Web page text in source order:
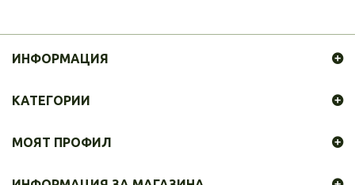
ИНФОРМАЦИЯ
КАТЕГОРИИ
МОЯТ ПРОФИЛ